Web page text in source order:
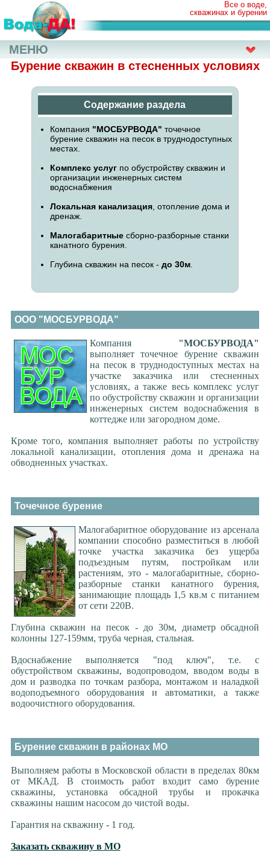
Все о воде,
скважинах и бурении
Бурение скважин в стесненных условиях
Содержание раздела
Компания "МОСБУРВОДА" точечное
бурение скважин на песок в труднодоступных
местах.
Комплекс услугпо обустройству скважин и
организации инженерных систем
водоснабжения
Локальная канализация, отопление дома и
дренаж.
Малогабаритныесборно-разборные станки
канатного бурения.
Глубина скважин на песок - до 30м.
ООО "МОСБУРВОДА"
Компания "МОСБУРВОДА"
выполняет точечное бурение скважин
на песок в труднодоступных местах на
участке заказчика или стесненных
условиях, а также весь комплекс услуг
по обустройству скважин и организации
инженерных систем водоснабжения в
коттедже или загородном доме.
Кроме того, компания выполняет работы по устройству
локальной канализации, отопления дома и дренажа на
обводненных участках.
Точечное бурение
Малогабаритное оборудование из арсенала
компании способно разместиться в любой
точке участка заказчика без ущерба
подъездным путям, постройкам или
растениям, это - малогабаритные, сборно-
разборные станки канатного бурения,
занимающие площадь 1,5 кв.м с питанием
от сети 220В.
Глубина скважин на песок - до 30м, диаметр обсадной
колонны 127-159мм, труба черная, стальная.
Вдоснабжение выполняется "под ключ", т.е. с
обустройством скважины, водопроводом, вводом воды в
дом и разводка по точкам разбора, монтажом и наладкой
водоподъемного оборудования и автоматики, а также
водоочистного оборудования.
Бурение скважин в районах МО
Выполняем работы в Московской области в пределах 80км
от МКАД. В стоимость работ входит само бурение
скважины, установка обсадной трубы и прокачка
скважины нашим насосом до чистой воды.
Гарантия на скважину - 1 год.
Заказать скважину в МО
МЕНЮ